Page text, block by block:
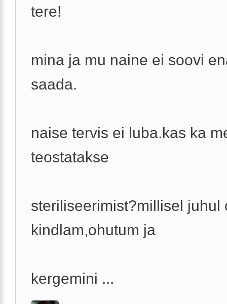
tere!
mina ja mu naine ei soovi
saada.
naise tervis ei luba.kas ka
teostatakse
steriliseerimist?millisel juhul
kindlam,ohutum ja
kergemini ...